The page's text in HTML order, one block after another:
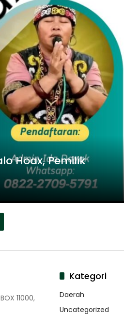
Hoax, Pemilik
11000,
Kategori
Daerah
Uncategorized